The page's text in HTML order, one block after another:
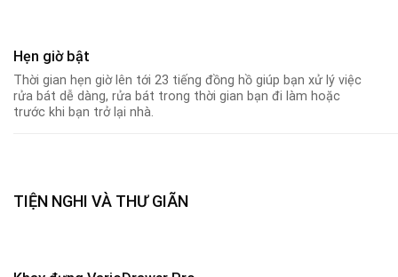
Hẹn giờ bật
Thời gian hẹn giờ lên tới 23 tiếng đồng hồ giúp bạn xử lý việc
rửa bát dễ dàng, rửa bát trong thời gian bạn đi làm hoặc
trước khi bạn trở lại nhà.
TIỆN NGHI VÀ THƯ GIÃN